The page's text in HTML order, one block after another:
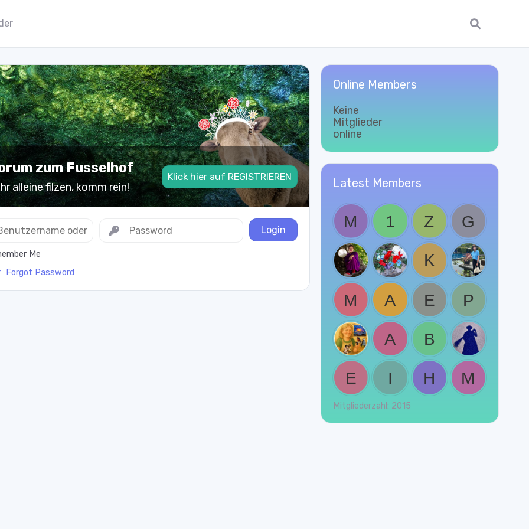
zum Fusselhof
alleine filzen, komm rein!
Klick hier auf REGISTRIEREN
Login
Me
Forgot Password
Online Members
Keine
Mitglieder
online
Latest Members
Mitgliederzahl: 2015